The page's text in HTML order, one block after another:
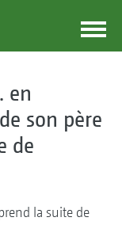
en
son père
de
la suite de